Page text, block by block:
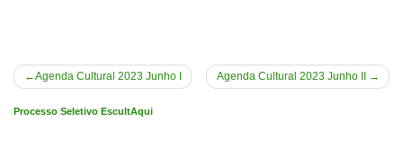
Navegação
Agenda Cultural 2023 Junho I Agenda Cultural 2023 Junho II
Processo Seletivo EscultAqui